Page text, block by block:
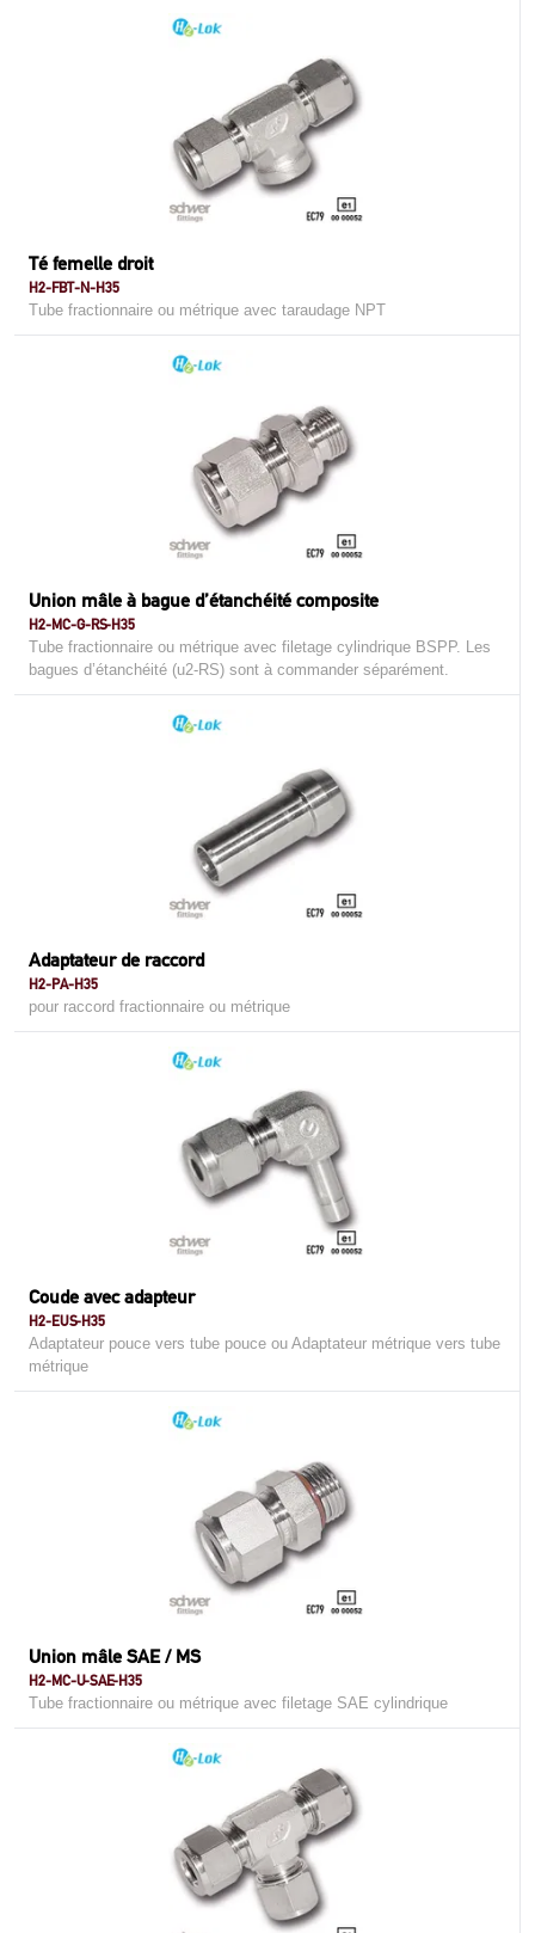
Té femelle droit
H2-FBT-N-H35
Tube fractionnaire ou métrique avec taraudage NPT
Union mâle à bague d’étanchéité composite
H2-MC-G-RS-H35
Tube fractionnaire ou métrique avec filetage cylindrique BSPP. Les
bagues d’étanchéité (u2-RS) sont à commander séparément.
Adaptateur de raccord
H2-PA-H35
pour raccord fractionnaire ou métrique
Coude avec adapteur
H2-EUS-H35
Adaptateur pouce vers tube pouce ou Adaptateur métrique vers tube
métrique
Union mâle SAE / MS
H2-MC-U-SAE-H35
Tube fractionnaire ou métrique avec filetage SAE cylindrique